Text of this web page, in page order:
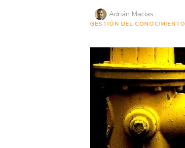
Autor
Adrián Macías
GESTIÓN DEL CONOCIMIENTO